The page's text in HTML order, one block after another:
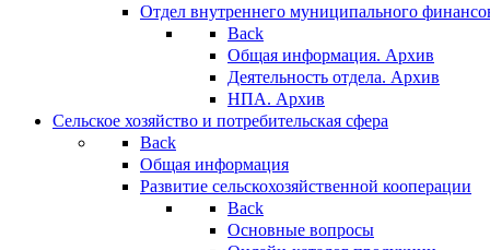
Отдел внутреннего муниципального
Back
Общая информация. Архив
Деятельность отдела. Архив
НПА. Архив
Сельское хозяйство и потребительская сфера
Back
Общая информация
Развитие сельскохозяйственной кооперации
Back
Основные вопросы